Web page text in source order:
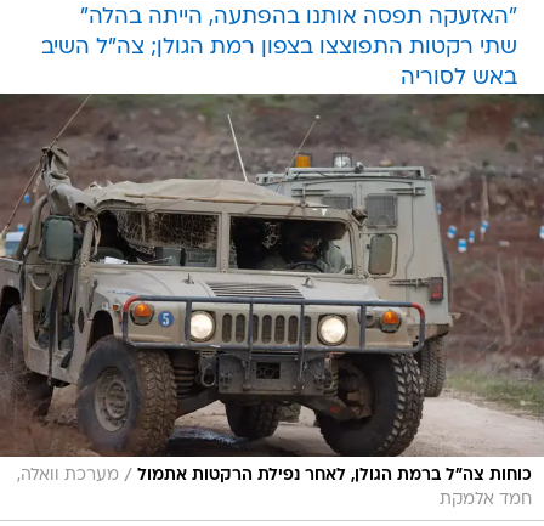
"האזעקה תפסה אותנו בהפתעה, הייתה בהלה"
שתי רקטות התפוצצו בצפון רמת הגולן; צה"ל השיב
באש לסוריה
כוחות צה"ל ברמת הגולן, לאחר נפילת הרקטות אתמול / מערכת וואלה,
חמד אלמקת